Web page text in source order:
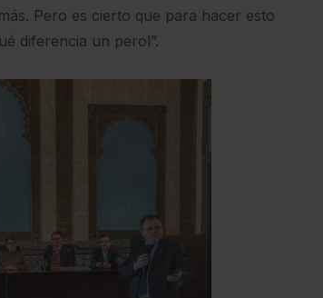
Pero es cierto que para hacer esto
diferencia un perol”.